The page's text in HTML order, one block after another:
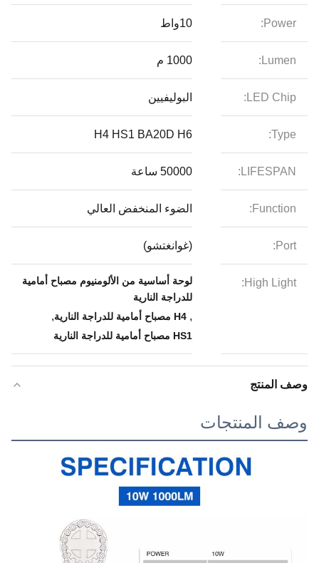
Power: 10واط
Lumen: 1000 م
LED Chip: البوليفيين
Type:
H4 HS1 BA20D H6
LIFESPAN: 50000 ساعة
Function: الضوء المنخفض العالي
Port: (غوانغتشو)
High Light:
لوحة أساسية من الألومنيوم مصباح أمامية
للدراجة النارية
, H4 مصباح أمامية للدراجة النارية ,
HS1 مصباح أمامية للدراجة النارية
وصف المنتج
وصف المنتجات